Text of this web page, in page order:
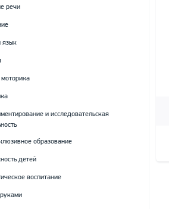
речи
язык
и исследовательская
образование
детей
воспитание